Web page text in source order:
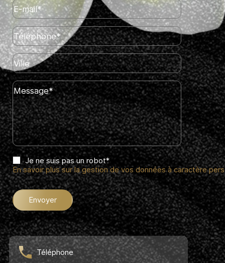
E-mail*
Téléphone*
Ville
Message*
Je ne suis pas un robot*
En savoir plus sur la gestion de vos données à caractère
Envoyer
Téléphone